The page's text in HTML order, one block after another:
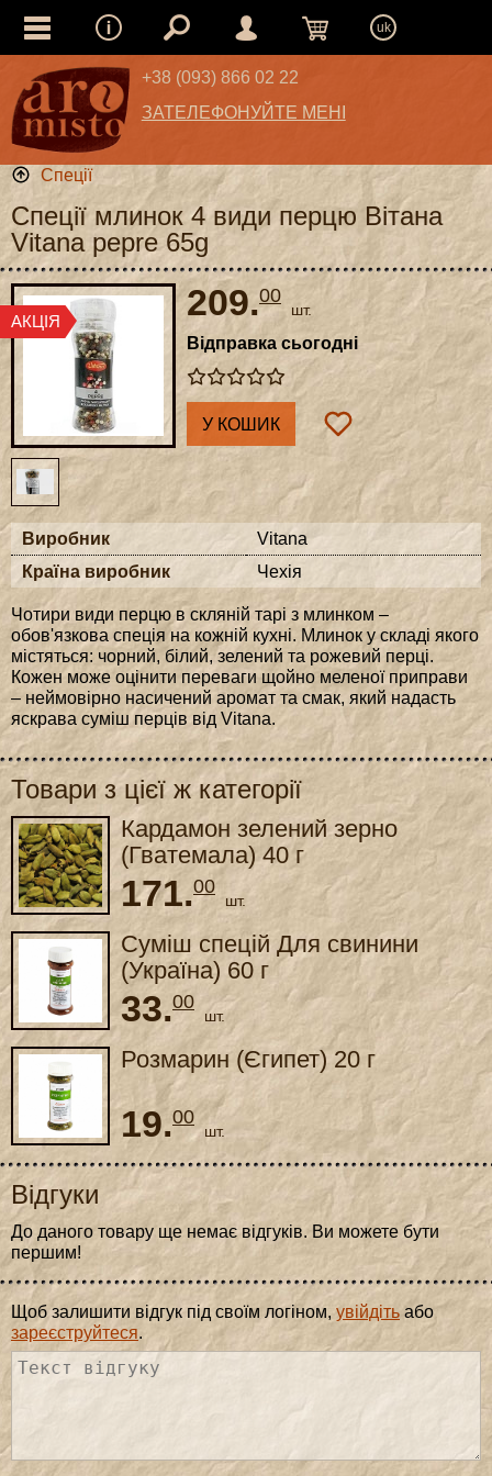
uk
+38 (093) 866 02 22
ЗАТЕЛЕФОНУЙТЕ МЕНІ
Спеції
Спеції млинок 4 види перцю Вітана
Vitana pepre 65g
209.00
шт.
Відправка сьогодні
У КОШИК
Виробник
Vitana
Країна виробник
Чехія
Чотири види перцю в скляній тарі з млинком –
обов'язкова спеція на кожній кухні. Млинок у складі якого
містяться: чорний, білий, зелений та рожевий перці.
Кожен може оцінити переваги щойно меленої приправи
– неймовірно насичений аромат та смак, який надасть
яскрава суміш перців від Vitana.
Товари з цієї ж категорії
Кардамон зелений зерно
(Гватемала) 40 г
171.00
шт.
Суміш спецій Для свинини
(Україна) 60 г
33.00
шт.
Розмарин (Єгипет) 20 г
19.00
шт.
Відгуки
До даного товару ще немає відгуків. Ви можете бути
першим!
Щоб залишити відгук під своїм логіном, увійдітьабо
зареєструйтеся.